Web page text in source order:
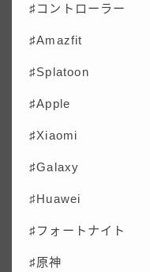
♯コントローラー
♯Amazfit
♯Splatoon
♯Apple
♯Xiaomi
♯Galaxy
♯Huawei
♯フォートナイト
♯原神